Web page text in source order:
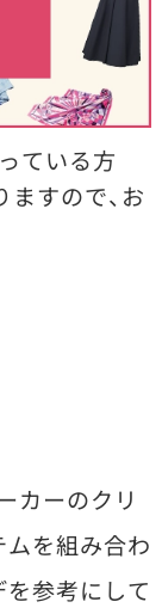
ている方
すので、お
カーのクリ
ムを組み合わ
を参考にして